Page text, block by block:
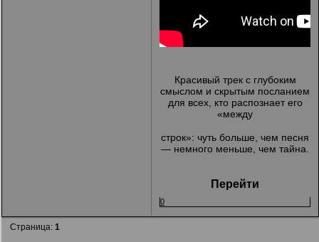
Красивый трек с глубоким
смыслом и скрытым посланием
для всех, кто распознает его
«между
строк»: чуть больше, чем песня
— немного меньше, чем тайна.
Перейти
0
Страница:1